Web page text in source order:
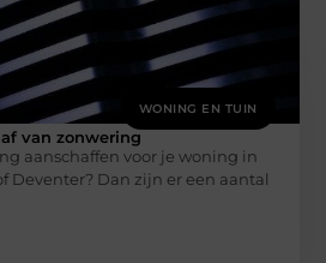
WONING EN TUIN
van zonwering
aanschaffen voor je woning in
Deventer? Dan zijn er een aantal